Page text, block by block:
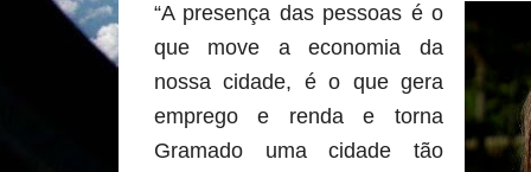
“A presença das pessoas é o
que move a economia da
nossa cidade, é o que gera
emprego e renda e torna
Gramado uma cidade tão